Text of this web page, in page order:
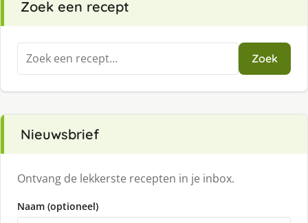
Zoek een recept
Zoeken
naar:
Zoek
Nieuwsbrief
Ontvang de lekkerste recepten in je inbox.
Naam (optioneel)